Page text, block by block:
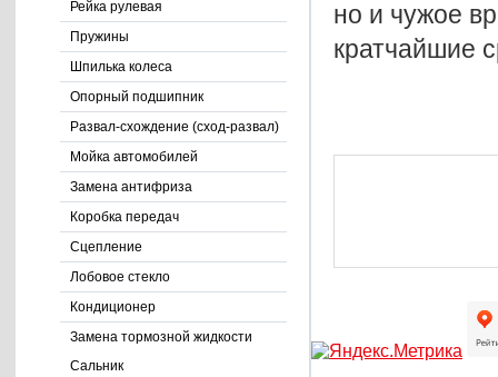
Рейка рулевая
Пружины
Шпилька колеса
Опорный подшипник
Развал-схождение (сход-развал)
Мойка автомобилей
Замена антифриза
Коробка передач
Сцепление
Лобовое стекло
Кондиционер
Замена тормозной жидкости
Сальник
но и чужое
кратчайшие